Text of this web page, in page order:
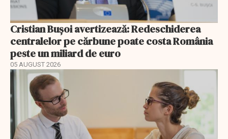
Cristian Bușoi avertizează: Redeschiderea
centralelor pe cărbune poate costa România
peste un miliard de euro
05 AUGUST 2026